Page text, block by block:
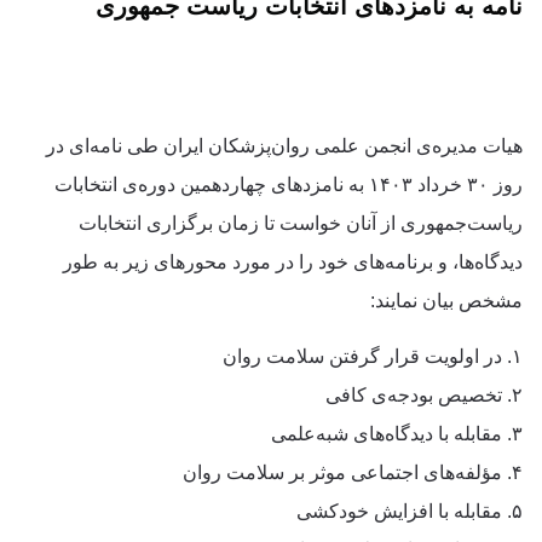
نامه به نامزدهای انتخابات ریاست جمهوری
هیات مدیره‌ی انجمن علمی روان‌پزشکان ایران طی نامه‌ای در
روز ۳۰ خرداد ۱۴۰۳ به نامزدهای چهاردهمین دوره‌ی انتخابات
ریاست‌جمهوری از آنان خواست تا زمان برگزاری انتخابات
دیدگاه‌ها، و برنامه‌های خود را در مورد محورهای زیر به طور
مشخص بیان نمایند:
۱. در اولویت قرار گرفتن سلامت روان
۲. تخصیص بودجه‌ی کافی
۳. مقابله با دیدگاه‌های شبه‌علمی
۴. مؤلفه‌های اجتماعی موثر بر سلامت روان
۵. مقابله با افزایش خودکشی